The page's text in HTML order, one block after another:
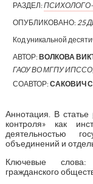
РАЗДЕЛ:
ОПУБЛИКОВАНО: 25
Код уникальной
АВТОР:ВОЛКОВА
ГАОУ ВО МГПУ
СОАВТОР:САКОВИЧ
Аннотация. В статье
контроля» как
деятельностью
объединений и
Ключевые слова:
гражданского